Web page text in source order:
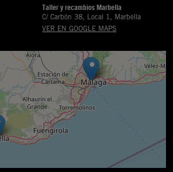
Taller y recambios Marbella
C/ Carbón 38, Local 1, Marbella
VER EN GOOGLE MAPS